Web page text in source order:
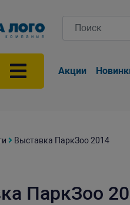
Акции
Выставка ПаркЗоо 2014
ПаркЗоо